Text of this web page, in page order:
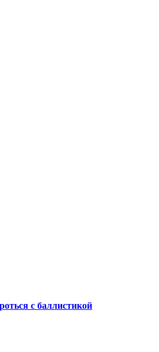
с баллистикой